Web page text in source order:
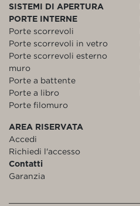
SISTEMI DI APERTURA
PORTE INTERNE
Porte scorrevoli
Porte scorrevoli in vetro
Porte scorrevoli esterno
muro
Porte a battente
Porte a libro
Porte filomuro
AREA RISERVATA
Accedi
Richiedi l'accesso
Contatti
Garanzia